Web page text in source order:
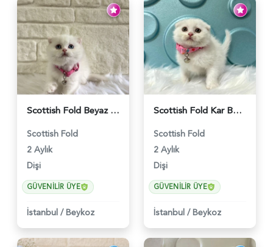
Scottish Fold Beyaz Dişi Baby Face 2 Aylık - 3704
Scottish Fold
2 Aylık
Dişi
GÜVENILIR ÜYE
İstanbul / Beykoz
Scottish Fold Kar Beyazı Dişi 2 Aylık - 2980
Scottish Fold
2 Aylık
Dişi
GÜVENILIR ÜYE
İstanbul / Beykoz